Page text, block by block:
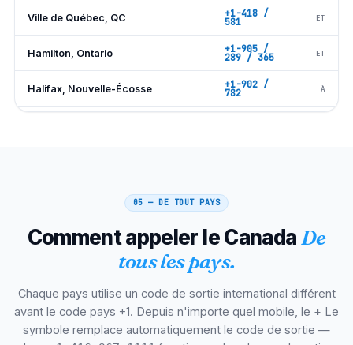
Ville de Québec, QC +1-418 /
581 ET
Hamilton, Ontario +1-905 /
289 / 365 ET
Halifax, Nouvelle-Écosse +1-902 /
782 À
Surrey, Colombie-Britannique 778
Laval, Québec +1-450 /
579
+1-519 /
226
Markham, Ontario +1-905 /
Vaughan, Ontario +1-905 /
05 — DE TOUT PAYS
Comment appeler le CanadaDe
tous les pays.
Chaque pays utilise un code de sortie international différent
avant le code pays +1. Depuis n'importe quel mobile, le + Le
symbole remplace automatiquement le code de sortie —